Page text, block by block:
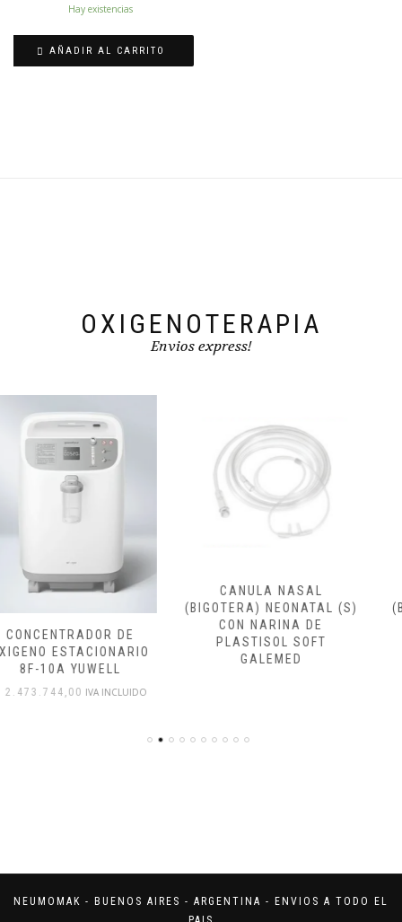
Hay existencias
AÑADIR AL CARRITO
OXIGENOTERAPIA
Envios express!
CANULA NASAL
(BIGOTERA) NEONATAL (S)
PLASTISOL SOFT
GALEMED
CANULA NASAL
(BIGOTERA) PEDIATRICA
(M) CON NARINA DE
PLASTISOL SOFT
GALEMED
NEUMOMAK - BUENOS AIRES - ARGENTINA - ENVIOS A TODO EL